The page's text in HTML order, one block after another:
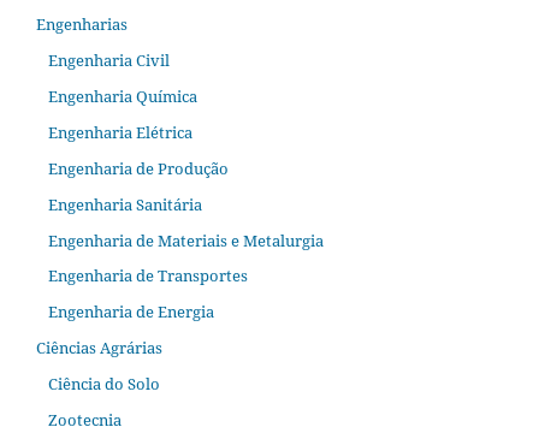
Engenharias
Engenharia Civil
Engenharia Química
Engenharia Elétrica
Engenharia de Produção
Engenharia Sanitária
Engenharia de Materiais e Metalurgia
Engenharia de Transportes
Engenharia de Energia
Ciências Agrárias
Ciência do Solo
Zootecnia